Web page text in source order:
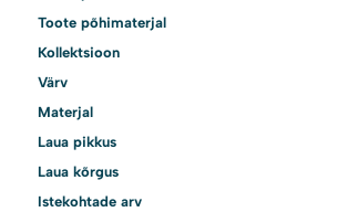
Toote põhimaterjal
Kollektsioon
Värv
Materjal
Laua pikkus
Laua kõrgus
Istekohtade arv